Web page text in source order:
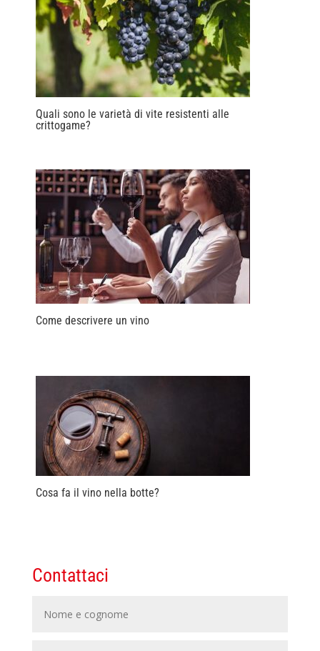
Quali sono le varietà di vite resistenti alle
crittogame?
Come descrivere un vino
Cosa fa il vino nella botte?
Contattaci